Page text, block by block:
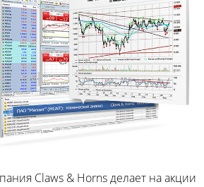
Claws & Horns делает на акции